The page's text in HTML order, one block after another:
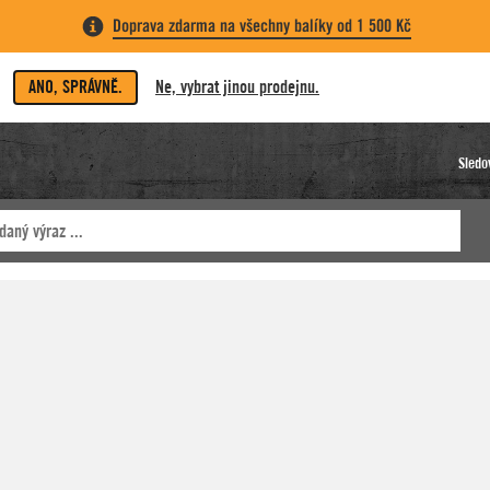
Doprava zdarma na všechny balíky od 1 500 Kč
ANO, SPRÁVNĚ. Ne, vybrat jinou prodejnu.